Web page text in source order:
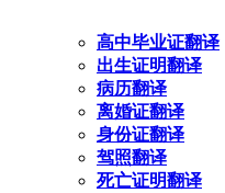
高中毕业证翻译
出生证明翻译
病历翻译
离婚证翻译
身份证翻译
驾照翻译
死亡证明翻译